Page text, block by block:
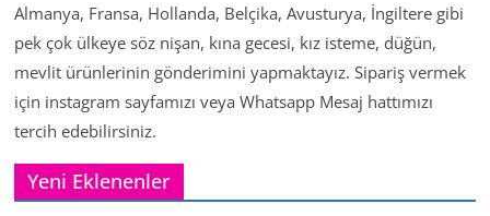
Almanya, Fransa, Hollanda, Belçika, Avusturya, İngiltere gibi
pek çok ülkeye söz nişan, kına gecesi, kız isteme, düğün,
mevlit ürünlerinin gönderimini yapmaktayız. Sipariş vermek
için instagram sayfamızı veya Whatsapp Mesaj hattımızı
tercih edebilirsiniz.
Yeni Eklenenler